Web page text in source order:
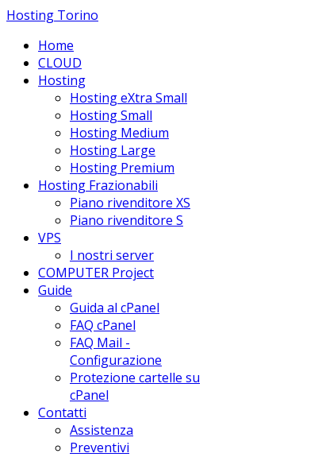
Hosting Torino
Home
CLOUD
Hosting
Hosting eXtra Small
Hosting Small
Hosting Medium
Hosting Large
Hosting Premium
Hosting Frazionabili
Piano rivenditore XS
Piano rivenditore S
VPS
I nostri server
COMPUTER Project
Guide
Guida al cPanel
FAQ cPanel
FAQ Mail -
Configurazione
Protezione cartelle su
cPanel
Contatti
Assistenza
Preventivi